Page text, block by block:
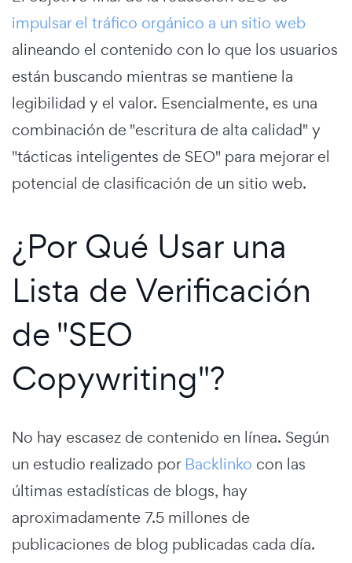
impulsar el tráfico orgánico a un sitio web
alineando el contenido con lo que los usuarios
están buscando mientras se mantiene la
legibilidad y el valor. Esencialmente, es una
combinación de "escritura de alta calidad" y
"tácticas inteligentes de SEO" para mejorar el
potencial de clasificación de un sitio web.
¿Por Qué Usar una
Lista de Verificación
de "SEO
Copywriting"?
No hay escasez de contenido en línea. Según
un estudio realizado por Backlinko con las
últimas estadísticas de blogs, hay
aproximadamente 7.5 millones de
publicaciones de blog publicadas cada día.